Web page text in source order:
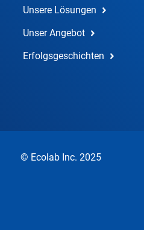
Unsere Lösungen
Unser Angebot
Erfolgsgeschichten
© Ecolab Inc. 2025